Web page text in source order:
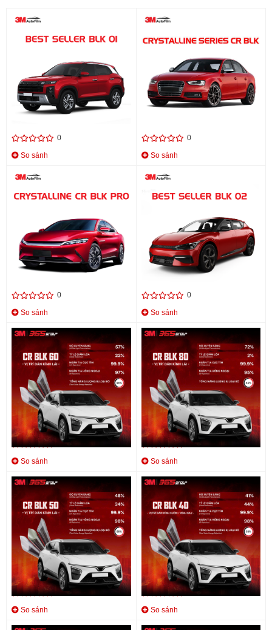
PHIM CÁCH NHIỆT 3M BEST
SELLER BLK 01
0
So sánh
PHIM CÁCH NHIỆT 3M
0
So sánh
PHIM CÁCH NHIỆT 3M
CRYSTALLINE CR BLK PRO
0
So sánh
PHIM CÁCH NHIỆT 3M BEST
SELLER BLK 02
0
So sánh
Phim cách nhiệt 3M CR BLK 60
Liên hệ
0
So sánh
Phim cách nhiệt 3M CR BLK 80
Liên hệ
0
So sánh
Phim cách nhiệt 3M CR BLK 50
Liên hệ
0
So sánh
Phim cách nhiệt 3M CR BLK 40
Liên hệ
0
So sánh